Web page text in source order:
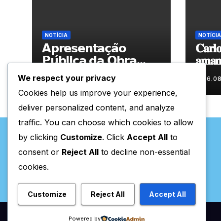
NOTÍCIA
𝗔𝗽𝗿𝗲𝘀𝗲𝗻𝘁𝗮𝗰̧𝗮̃𝗼
𝗣𝘂́𝗯𝗹𝗶𝗰𝗮 𝗱𝗮 𝗢𝗯𝗿𝗮
“𝗣𝗿𝗼𝗰𝘂𝗿𝗼 𝗮
𝗙𝗲𝗹𝗶𝗰𝗶𝗱𝗮𝗱𝗲 𝗲 𝗲𝗹𝗮
𝗺𝗼𝗿𝗮 𝗰𝗼𝗺𝗶𝗴𝗼”
06.08.2026
NOTÍCIA
𝐀𝐫𝐭𝐞𝐬
Valpaços Online
We respect your privacy
Cookies help us improve your experience,
deliver personalized content, and analyze
traffic. You can choose which cookies to allow
by clicking Customize. Click Accept All to
consent or Reject All to decline non-essential
cookies.
Customize Reject All Accept All
Powered by